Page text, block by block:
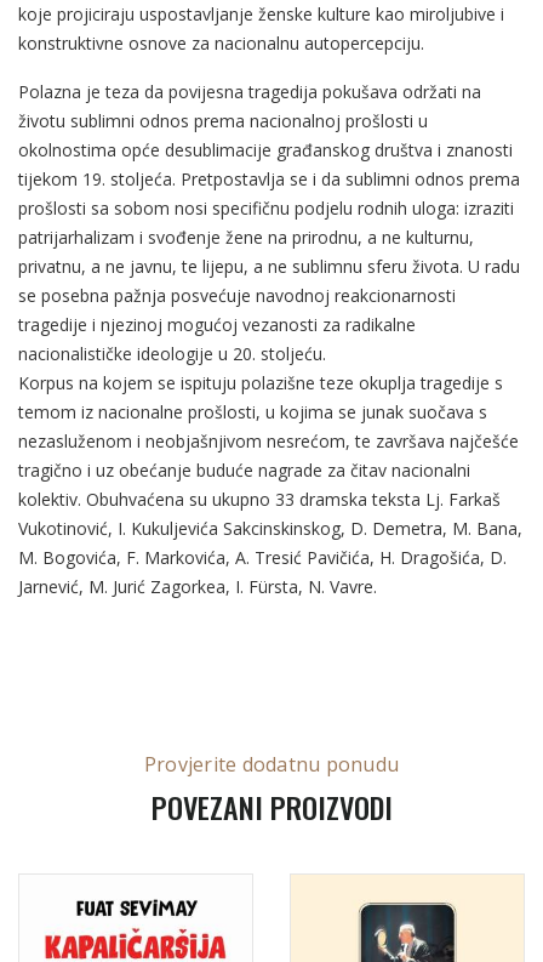
koje projiciraju uspostavljanje ženske kulture kao miroljubive i
konstruktivne osnove za nacionalnu autopercepciju.
Polazna je teza da povijesna tragedija pokušava održati na
životu sublimni odnos prema nacionalnoj prošlosti u
okolnostima opće desublimacije građanskog društva i znanosti
tijekom 19. stoljeća. Pretpostavlja se i da sublimni odnos prema
prošlosti sa sobom nosi specifičnu podjelu rodnih uloga: izraziti
patrijarhalizam i svođenje žene na prirodnu, a ne kulturnu,
privatnu, a ne javnu, te lijepu, a ne sublimnu sferu života. U radu
se posebna pažnja posvećuje navodnoj reakcionarnosti
tragedije i njezinoj mogućoj vezanosti za radikalne
nacionalističke ideologije u 20. stoljeću.
Korpus na kojem se ispituju polazišne teze okuplja tragedije s
temom iz nacionalne prošlosti, u kojima se junak suočava s
nezasluženom i neobjašnjivom nesrećom, te završava najčešće
tragično i uz obećanje buduće nagrade za čitav nacionalni
kolektiv. Obuhvaćena su ukupno 33 dramska teksta Lj. Farkaš
Vukotinović, I. Kukuljevića Sakcinskinskog, D. Demetra, M. Bana,
M. Bogovića, F. Markovića, A. Tresić Pavičića, H. Dragošića, D.
Jarnević, M. Jurić Zagorkea, I. Fürsta, N. Vavre.
Provjerite dodatnu ponudu
POVEZANI PROIZVODI